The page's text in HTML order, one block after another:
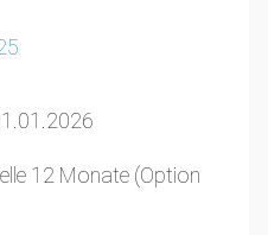
12 Monate (Option